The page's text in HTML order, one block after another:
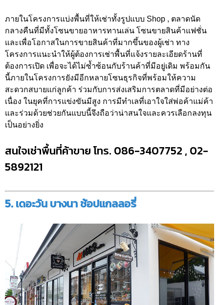
ภายในโครงการแบ่งพื้นที่ให้เช่าทั้งรูปแบบ Shop , ตลาดนัด
กลางคืนที่มีทั้งโซนขายอาหารทานเล่น โซนขายสินค้าแฟชั่น
และเพื่อโอกาสในการขายสินค้าที่มากขึ้นของผู้เช่า ทาง
โครงการแนะนำให้ผู้ต้องการเช่าพื้นที่แจ้งรายละเอียดร้านที่
ต้องการเปิด เพื่อจะได้ไม่ซ้ำซ้อนกับร้านค้าที่มีอยู่เดิม พร้อมกัน
นี้ภายในโครงการยังมีอีกหลายโซนธุรกิจที่พร้อมให้ความ
สะดวกสบายแก่ลูกค้า ร่วมกับการส่งเสริมการตลาดที่มีอย่างต่อ
เนื่อง ในยุคที่การแข่งขันมีสูง การมีทำเลที่เอาใจใส่พ่อค้าแม่ค้า
และร่วมด้วยช่วยกันแบบนี้จึงถือว่าน่าสนใจและควรเลือกลงทุน
เป็นอย่างยิ่ง
สนใจเช่าพื้นที่ค้าขาย โทร. 086-3407752 , 02-
5892121
5. เดอะวัน บางนา ช้อปแกลลอรี่